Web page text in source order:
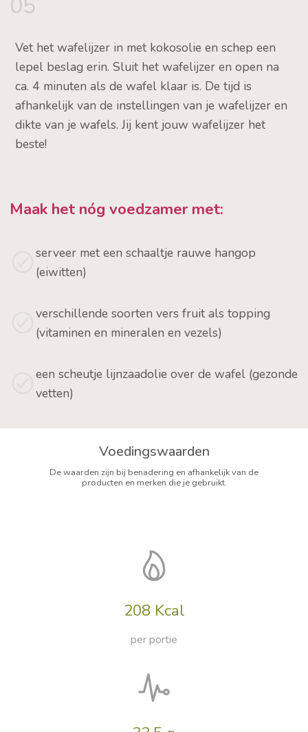
05
Vet het wafelijzer in met kokosolie en schep een
lepel beslag erin. Sluit het wafelijzer en open na
ca. 4 minuten als de wafel klaar is. De tijd is
afhankelijk van de instellingen van je wafelijzer en
dikte van je wafels. Jij kent jouw wafelijzer het
beste!
Maak het nóg voedzamer met:
serveer met een schaaltje rauwe hangop
(eiwitten)
verschillende soorten vers fruit als topping
(vitaminen en mineralen en vezels)
een scheutje lijnzaadolie over de wafel (gezonde
vetten)
Voedingswaarden
De waarden zijn bij benadering en afhankelijk van de
producten en merken die je gebruikt.
208 Kcal
per portie